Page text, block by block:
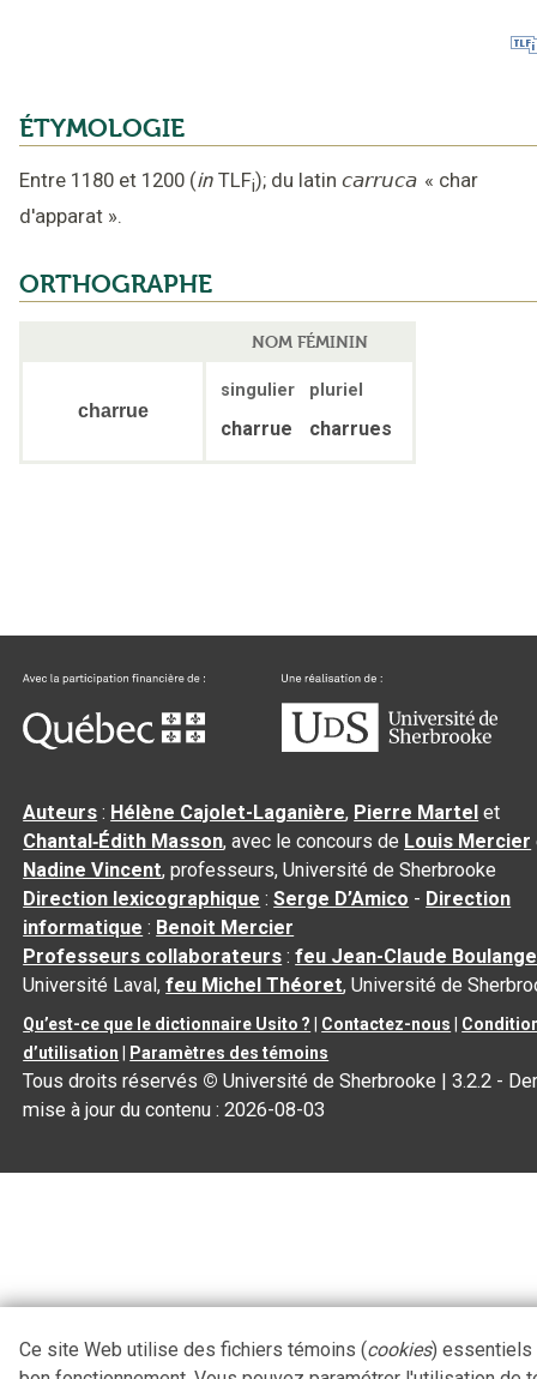
ÉTYMOLOGIE
Entre 1180 et 1200 (in TLFi); du latin carruca « char
d'apparat ».
ORTHOGRAPHE
NOM FÉMININ
charrue
singulier pluriel
charrue charrues
Auteurs : Hélène Cajolet-Laganière, Pierre Martel et
Chantal‑Édith Masson, avec le concours de Louis Mercier
Nadine Vincent, professeurs, Université de Sherbrooke
Direction lexicographique :Serge D’Amico - Direction
informatique : Benoit Mercier
Professeurs collaborateurs :feu Jean-Claude
Université Laval,feu Michel Théoret, Université de
Qu’est-ce que le dictionnaire Usito ? Contactez-nous
d’utilisation
Paramètres des témoins
Tous droits réservés © Université de Sherbrooke |3.2.2 -
mise à jour du contenu :2026-08-03
Ce site Web utilise des fichiers témoins (cookies) essentiels